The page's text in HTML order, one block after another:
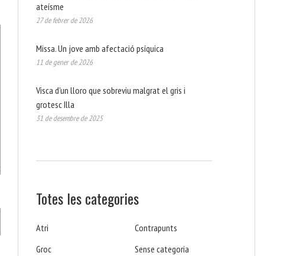
ateísme
27 de febrer de 2026
Missa. Un jove amb afectació psíquica
11 de gener de 2026
Visca d’un lloro que sobreviu malgrat el gris i
grotesc Illa
31 de desembre de 2025
Totes les categories
Atri
Contrapunts
Groc
Sense categoria